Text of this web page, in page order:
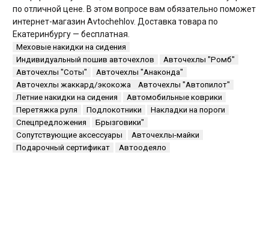
по отличной цене. В этом вопросе вам обязательно поможет
интернет-магазин Avtochehlov. Доставка товара по
Екатеринбургу — бесплатная.
Меховые накидки на сидения
Индивидуальный пошив авточехлов
Авточехлы "Ромб"
Авточехлы "Соты"
Авточехлы "Анаконда"
Авточехлы жаккард/экокожа
Авточехлы "Автопилот"
Летние накидки на сидения
Автомобильные коврики
Перетяжка руля
Подлокотники
Накладки на пороги
Спецпредложения
Брызговики"
Сопутствующие аксессуары
Авточехлы-майки
Подарочный сертификат
Автоодеяло